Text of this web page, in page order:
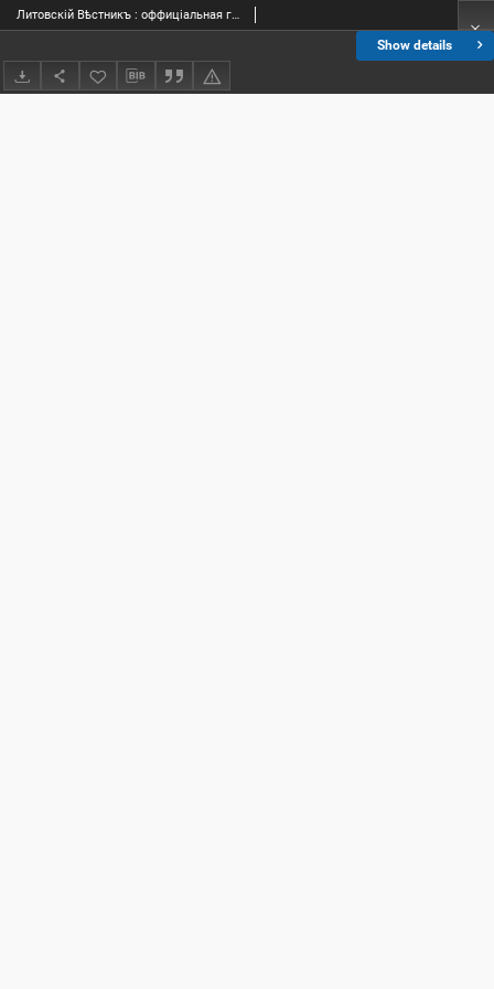
Show details
Литовскій Вѣстникъ : оффиціальная газета. 1837, numero 51 Kuryer Litewski : gazeta urzędowa. 1837, numero 51